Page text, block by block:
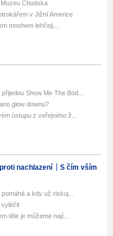
Chodska
v Jižní Americe
mnohem lehčeji,...
Show Me The Bod...
glow downu?
ústupu z veřejného ž...
nachlazení
S čím vším
a kdy už riskuj...
vyléčit
těle je můžeme nají...